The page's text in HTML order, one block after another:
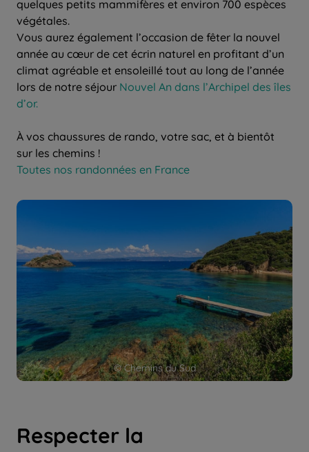
© Chemins du Sud
quelques petits mammifères et environ 700 espèces
végétales.
Vous aurez également l’occasion de fêter la nouvel
année au cœur de cet écrin naturel en profitant d’un
climat agréable et ensoleillé tout au long de l’année
lors de notre séjour Nouvel An dans l’Archipel des îles
d’or.
À vos chaussures de rando, votre sac, et à bientôt
sur les chemins !
Toutes nos randonnées en France
Respecter la